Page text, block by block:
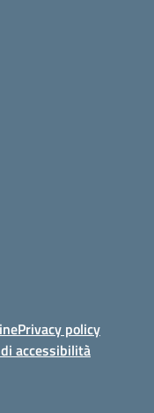
Privacy policy
accessibilità